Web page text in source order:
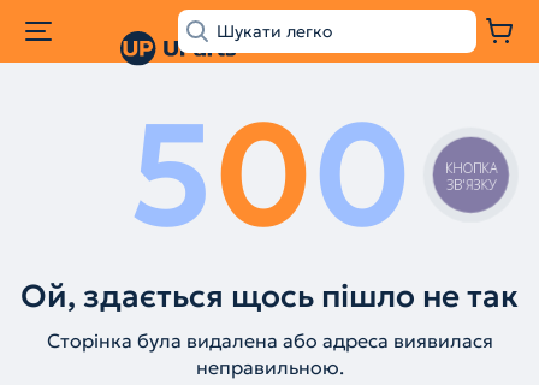
500
Ой, здається щось пішло не так
Сторінка була видалена або адреса виявилася
неправильною.
КНОПКА
ЗВ'ЯЗКУ